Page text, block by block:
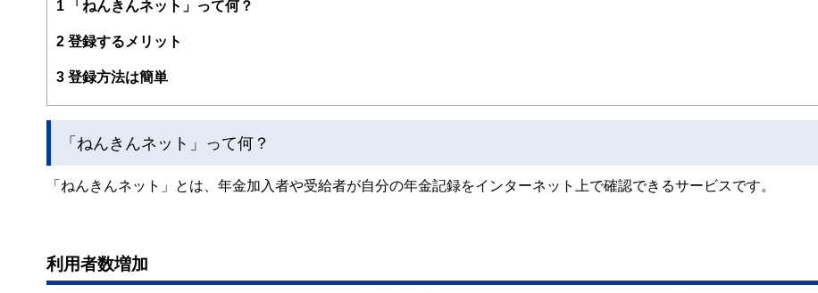
1 「ねんきんネット」って何？
2 登録するメリット
3 登録方法は簡単
「ねんきんネット」って何？
「ねんきんネット」とは、年金加入者や受給者が自分の年金記録をインターネット上で確認できるサービスです。
利用者数増加